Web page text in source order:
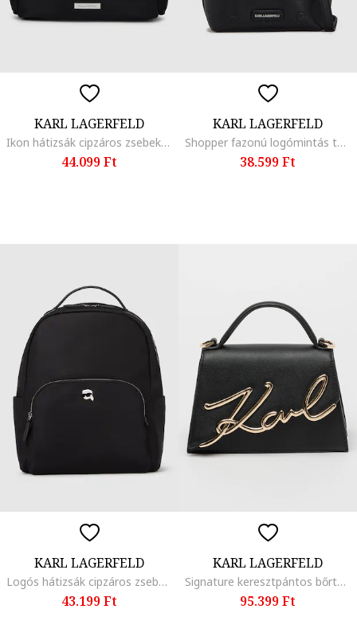
KARL LAGERFELD
Ikon hátizsák cipzáros zsebekkel, Fekete
44.099 Ft
KARL LAGERFELD
Shopper fazonú logómintás táska levehető pánttal, Fekete
38.599 Ft
KARL LAGERFELD
Logós hátizsák cipzáros zsebbel elöl, Fekete
43.199 Ft
KARL LAGERFELD
Signature keresztpántos bőrtáska, Fekete
95.399 Ft